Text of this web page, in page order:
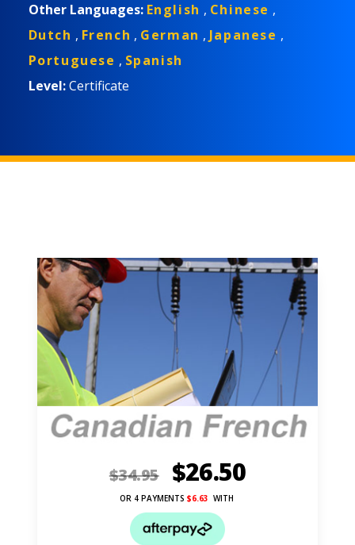
membres du comité de sécurité.
Other Languages: English , Chinese ,
Dutch , French , German , Japanese ,
Portuguese , Spanish
Level:Certificate
$34.95 $26.50
OR 4 PAYMENTS $6.63 WITH